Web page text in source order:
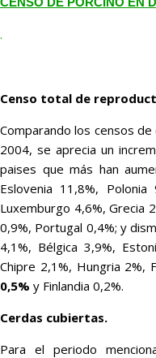
.
Censo total de
Comparando los censos
2004, se aprecia un
paises que más han
Eslovenia 11,8%,
Luxemburgo 4,6%, Grecia
0,9%, Portugal 0,4%; y
4,1%, Bélgica 3,9%,
Chipre 2,1%, Hungria 2%,
0,5% y Finlandia 0,2%.
Cerdas cubiertas.
Para el periodo